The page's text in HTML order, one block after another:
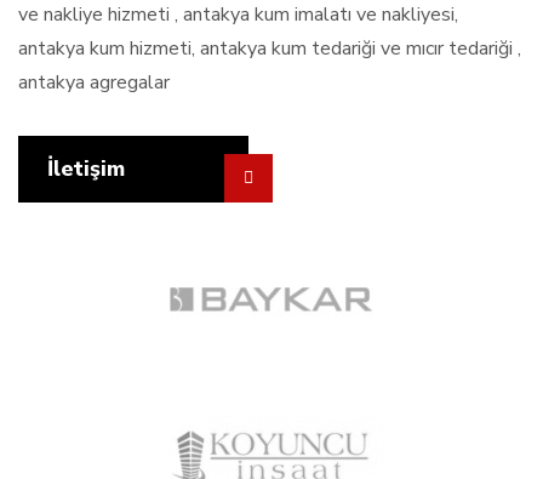
ve nakliye hizmeti , antakya kum imalatı ve nakliyesi,
antakya kum hizmeti, antakya kum tedariği ve mıcır tedariği ,
antakya agregalar
İletişim